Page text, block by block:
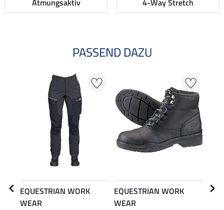
Atmungsaktiv 4-Way Stretch
PASSEND DAZU
EQUESTRIAN WORK
WEAR
EQUESTRIAN WORK
WEAR